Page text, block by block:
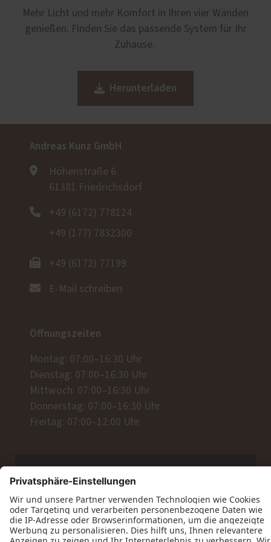
bieten. Beide Türarten erhalten Sie bei uns aus
Kunststoff, Holz oder mit je einer Alu-
Vorsatzschale für mehr Witterungsschutz.
Zusätzlich können Oberlichter oder Seitenteile
integriert werden.
dazu bei, den Übergang von Innen- und
Außenbereich sicherer und praktischer zu
gestalten, indem sie das Eindringen von
Mehr Licht und mehr Komfort in Ihren vier Wänden
genießen. Finden Sie das passende System für Ihr
Zuhause.
Herunterladen
Andreas Kunz GmbH
Höhenstraße 6
61381 Friedrichsdorf
+49 (6172) 778124
+49 (177) 7832300
+49 (6172) 77199
E-Mail schreiben
Öffnungszeiten
Montag: 07:00–16:30 Uhr
Dienstag: 07:00–16:30 Uhr
Mittwoch: 07:00–16:30 Uhr
Donnerstag: 07:00–16:30 Uhr
Freitag: 07:00–12:00 Uhr